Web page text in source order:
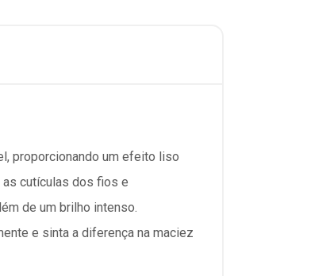
proporcionando um efeito liso
as cutículas dos fios e
de um brilho intenso.
e sinta a diferença na maciez